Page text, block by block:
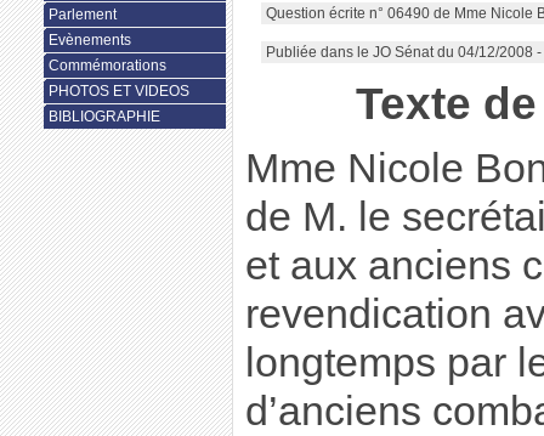
Question écrite n° 06490 de Mme Nicole
Publiée dans le JO Sénat du 04/12/2008
Texte
Mme Nicole
de M. le
et aux anciens
revendication
longtemps par
d’anciens
Parlement
Evènements
Commémorations
PHOTOS ET VIDEOS
BIBLIOGRAPHIE